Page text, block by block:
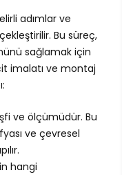
adımlar ve
Bu süreç,
sağlamak için
imalatı ve montaj
ve ölçümüdür. Bu
ve çevresel
hangi